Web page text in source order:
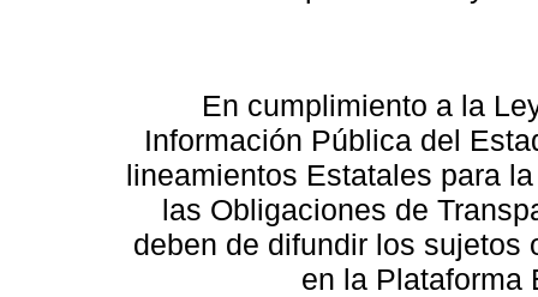
En cumplimiento a la
Información Pública del
lineamientos Estatales para
las Obligaciones de
deben de difundir los sujetos
en la Plataforma